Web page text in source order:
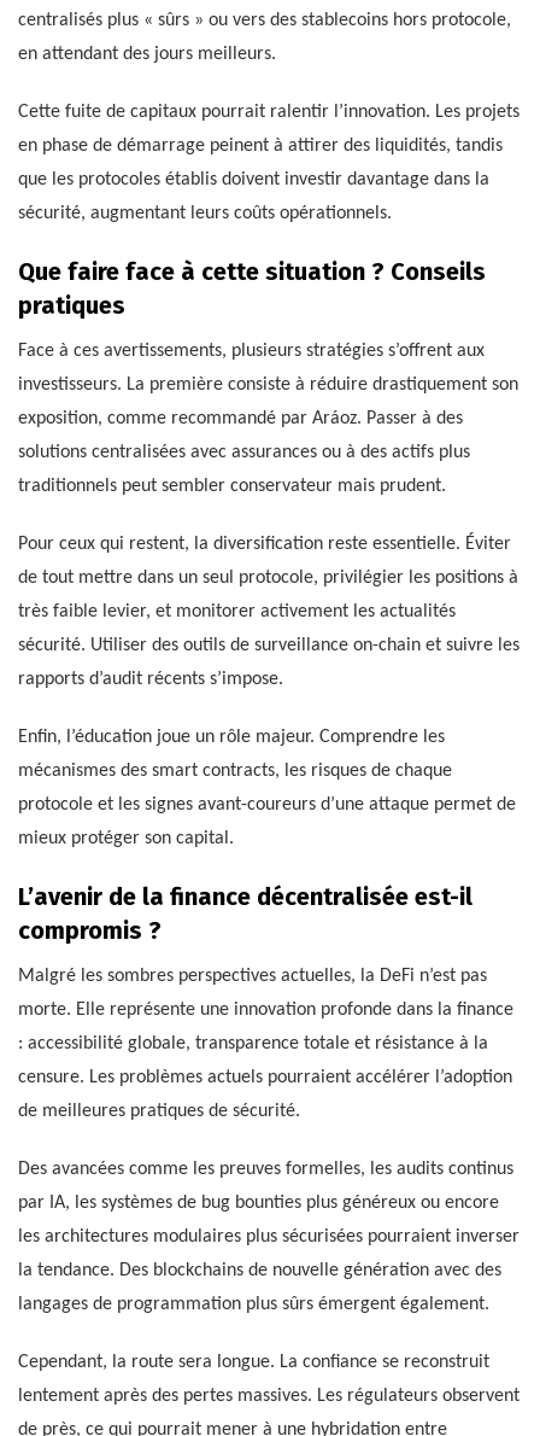
centralisés plus « sûrs » ou vers des stablecoins hors protocole,
en attendant des jours meilleurs.
Cette fuite de capitaux pourrait ralentir l’innovation. Les projets
en phase de démarrage peinent à attirer des liquidités, tandis
que les protocoles établis doivent investir davantage dans la
sécurité, augmentant leurs coûts opérationnels.
Que faire face à cette situation ? Conseils
pratiques
Face à ces avertissements, plusieurs stratégies s’offrent aux
investisseurs. La première consiste à réduire drastiquement son
exposition, comme recommandé par Aráoz. Passer à des
solutions centralisées avec assurances ou à des actifs plus
traditionnels peut sembler conservateur mais prudent.
Pour ceux qui restent, la diversification reste essentielle. Éviter
de tout mettre dans un seul protocole, privilégier les positions à
très faible levier, et monitorer activement les actualités
sécurité. Utiliser des outils de surveillance on-chain et suivre les
rapports d’audit récents s’impose.
Enfin, l’éducation joue un rôle majeur. Comprendre les
mécanismes des smart contracts, les risques de chaque
protocole et les signes avant-coureurs d’une attaque permet de
mieux protéger son capital.
L’avenir de la finance décentralisée est-il
compromis ?
Malgré les sombres perspectives actuelles, la DeFi n’est pas
morte. Elle représente une innovation profonde dans la finance
: accessibilité globale, transparence totale et résistance à la
censure. Les problèmes actuels pourraient accélérer l’adoption
de meilleures pratiques de sécurité.
Des avancées comme les preuves formelles, les audits continus
par IA, les systèmes de bug bounties plus généreux ou encore
les architectures modulaires plus sécurisées pourraient inverser
la tendance. Des blockchains de nouvelle génération avec des
langages de programmation plus sûrs émergent également.
Cependant, la route sera longue. La confiance se reconstruit
lentement après des pertes massives. Les régulateurs observent
de près, ce qui pourrait mener à une hybridation entre